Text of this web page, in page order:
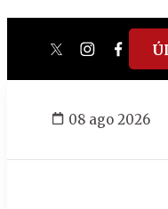
twitter
08 ago 2026